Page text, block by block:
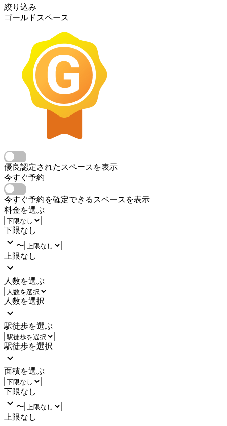
絞り込み
ゴールドスペース
優良認定されたスペースを表示
今すぐ予約
今すぐ予約を確定できるスペースを表示
料金を選ぶ
下限なし
〜
上限なし
人数を選ぶ
人数を選択
駅徒歩を選ぶ
駅徒歩を選択
面積を選ぶ
下限なし
〜
上限なし